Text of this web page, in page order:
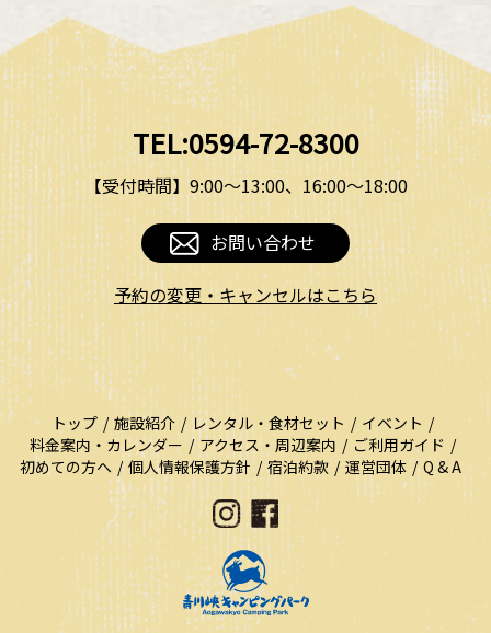
TEL:0594-72-8300
【受付時間】9:00〜13:00、16:00〜18:00
お問い合わせ
予約の変更・キャンセルはこちら
トップ 施設紹介 レンタル・食材セット
イベント
料金案内・カレンダー
アクセス・周辺案内
ご利用ガイド
初めての方へ
個人情報保護方針 宿泊約款 運営団体 Q & A